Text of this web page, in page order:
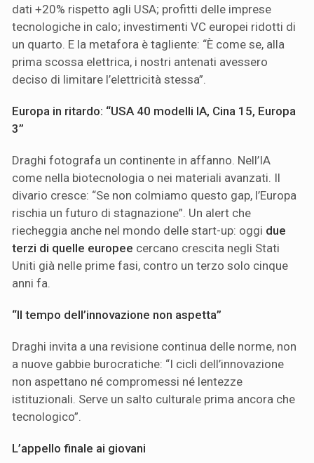
dati +20% rispetto agli USA; profitti delle imprese
tecnologiche in calo; investimenti VC europei ridotti di
un quarto. E la metafora è tagliente: “È come se, alla
prima scossa elettrica, i nostri antenati avessero
deciso di limitare l’elettricità stessa”.
Europa in ritardo: “USA 40 modelli IA, Cina 15, Europa
3”
Draghi fotografa un continente in affanno. Nell’IA
come nella biotecnologia o nei materiali avanzati. Il
divario cresce: “Se non colmiamo questo gap, l’Europa
rischia un futuro di stagnazione”. Un alert che
riecheggia anche nel mondo delle start-up: oggi due
terzi di quelle europee cercano crescita negli Stati
Uniti già nelle prime fasi, contro un terzo solo cinque
anni fa.
“Il tempo dell’innovazione non aspetta”
Draghi invita a una revisione continua delle norme, non
a nuove gabbie burocratiche: “I cicli dell’innovazione
non aspettano né compromessi né lentezze
istituzionali. Serve un salto culturale prima ancora che
tecnologico”.
L’appello finale ai giovani